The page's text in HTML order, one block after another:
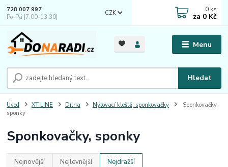
Menu
CZK
Hledat
728 007 997
Po-Pá |7:00-13:30|
0 ks
za 0 Kč
Úvod XT LINE Dílna Nýtovací kleště, sponkovačky
Sponkovačky,
sponky
Sponkovačky, sponky
Nejnovější Nejlevnější Nejdražší